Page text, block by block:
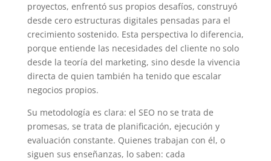
proyectos, enfrentó sus propios desafíos, construyó
desde cero estructuras digitales pensadas para el
crecimiento sostenido. Esta perspectiva lo diferencia,
porque entiende las necesidades del cliente no solo
desde la teoría del marketing, sino desde la vivencia
directa de quien también ha tenido que escalar
negocios propios.
Su metodología es clara: el SEO no se trata de
promesas, se trata de planificación, ejecución y
evaluación constante. Quienes trabajan con él, o
siguen sus enseñanzas, lo saben: cada